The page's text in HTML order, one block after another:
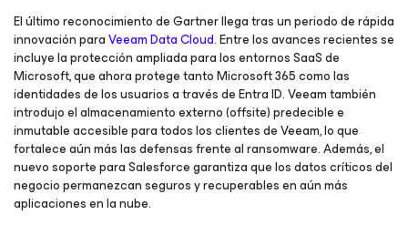
El último reconocimiento de Gartner llega tras un periodo de rápida
innovación paraVeeam Data Cloud.Entre los avances recientes se
incluye la protección ampliada para los entornos SaaS de
Microsoft, que ahora protege tanto Microsoft 365 como las
identidades de los usuarios a través de Entra ID. Veeam también
introdujo el almacenamiento externo (offsite) predecible e
inmutable accesible para todos los clientes de Veeam, lo que
fortalece aún más las defensas frente al ransomware. Además, el
nuevo soporte para Salesforce garantiza que los datos críticos del
negocio permanezcan seguros y recuperables en aún más
aplicaciones en la nube.